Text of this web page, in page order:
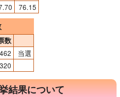
76.15
数
462
当選
320
結果について